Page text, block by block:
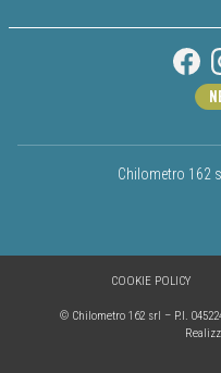
Chilometro 162
© Chilometro 162 srl – P.I.
COOKIE POLICY